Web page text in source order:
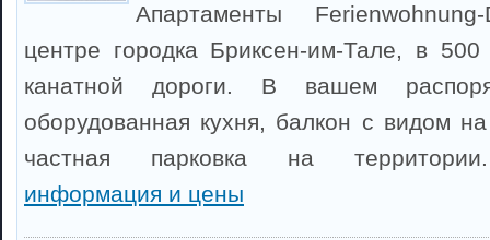
Апартаменты
центре городка Бриксен-им-Тале, в
канатной дороги. В вашем
оборудованная кухня, балкон с видом
частная парковка на
информация и цены